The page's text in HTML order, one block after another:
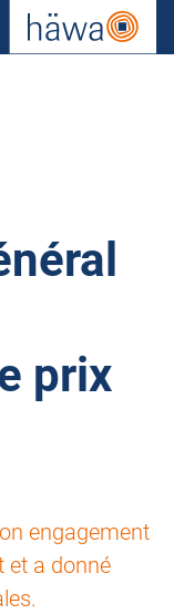
prix
engagement
et a donné